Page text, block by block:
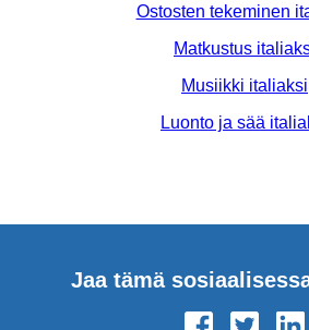
Ostosten tekeminen
Matkustus
Musiikki italiaksi
Luonto ja sää
Jaa tämä